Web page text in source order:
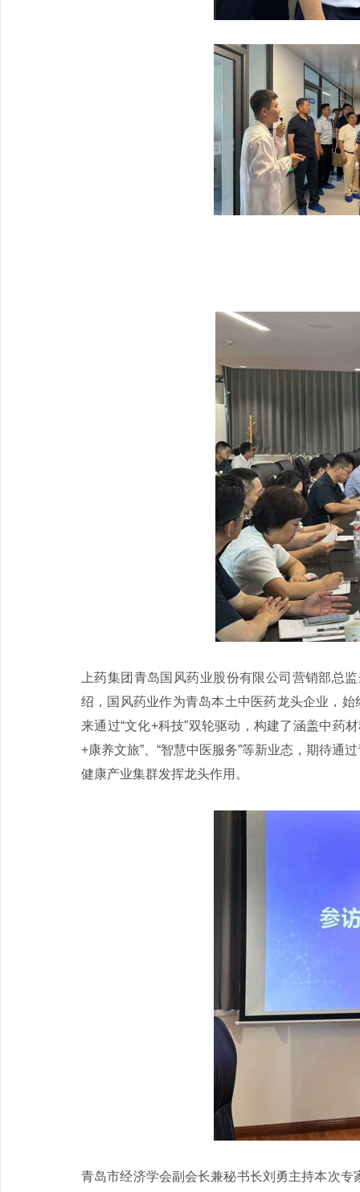
上药集团青岛国风药业股份有限公司营销部总
绍，国风药业作为青岛本土中医药龙头企业，
来通过“文化+科技”双轮驱动，构建了涵盖中药
+康养文旅”、“智慧中医服务”等新业态，期待通
健康产业集群发挥龙头作用。
青岛市经济学会副会长兼秘书长刘勇主持本次